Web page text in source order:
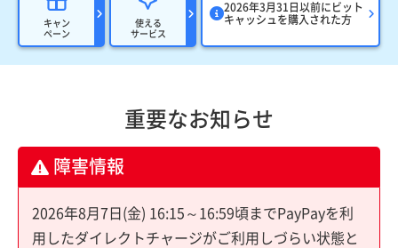
キャン
ペーン
使える
サービス
2026年3月31日以前にビット
キャッシュを購入された方
重要なお知らせ
障害情報
2026年8月7日(金) 16:15～16:59頃までPayPayを利
用したダイレクトチャージがご利用しづらい状態と